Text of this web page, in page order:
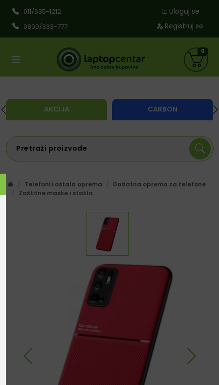
011/635-1212
0800/333-777
Uloguj se
Registruj se
AKCIJA CARBON
0
Telefoni i ostala oprema
Dodatna oprema za telefone
Zaštitne maske i stakla